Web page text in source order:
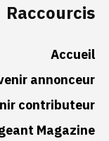
Raccourcis
Accueil
annonceur
contributeur
Magazine